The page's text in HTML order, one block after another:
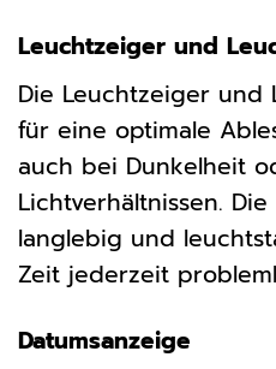
Leuchtzeiger und
Die Leuchtzeiger und
für eine optimale
auch bei Dunkelheit
Lichtverhältnissen.
langlebig und
Zeit jederzeit
Datumsanzeige